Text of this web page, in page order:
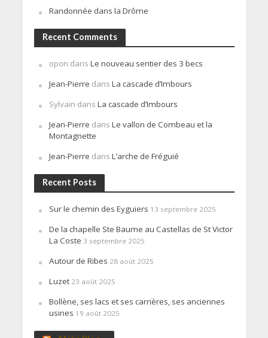
Randonnée dans la Drôme
Recent Comments
opon dans Le nouveau sentier des 3 becs
Jean-Pierre dans La cascade d’Imbours
Sylvain dans La cascade d’Imbours
Jean-Pierre dans Le vallon de Combeau et la
Montagnette
Jean-Pierre dans L’arche de Fréguié
Recent Posts
Sur le chemin des Eyguiers 13 septembre 2025
De la chapelle Ste Baume au Castellas de St Victor
La Coste 3 septembre 2025
Autour de Ribes 28 août 2025
Luzet 23 août 2025
Bollène, ses lacs et ses carrières, ses anciennes
usines 19 août 2025